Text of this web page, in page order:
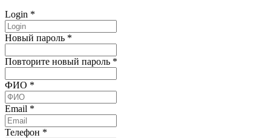
Login *
Новый пароль *
Повторите новый пароль *
ФИО *
Email *
Телефон *